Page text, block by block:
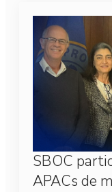
SBOC
APACs de